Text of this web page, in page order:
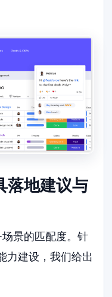
落地建议与
景的匹配度。针
力建设，我们给出